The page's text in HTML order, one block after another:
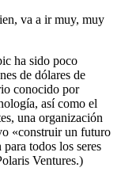
va a ir muy, muy
ha sido poco
de dólares de
conocido por
así como el
una organización
«construir un futuro
todos los seres
Ventures.)